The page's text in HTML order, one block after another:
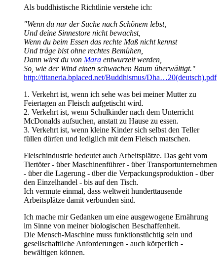
Als buddhistische Richtlinie verstehe ich:
"Wenn du nur der Suche nach Schönem lebst,
Und deine Sinnestore nicht bewachst,
Wenn du beim Essen das rechte Maß nicht kennst
Und träge bist ohne rechtes Bemühen,
Dann wirst du von Mara entwurzelt werden,
So, wie der Wind einen schwachen Baum überwältigt."
http://titaneria.bplaced.net/Buddhismus/Dha…20(deutsch).pdf
1. Verkehrt ist, wenn ich sehe was bei meiner Mutter zu
Feiertagen an Fleisch aufgetischt wird.
2. Verkehrt ist, wenn Schulkinder nach dem Unterricht
McDonalds aufsuchen, anstatt zu Hause zu essen.
3. Verkehrt ist, wenn kleine Kinder sich selbst den Teller
füllen dürfen und lediglich mit dem Fleisch matschen.
Fleischindustrie bedeutet auch Arbeitsplätze. Das geht vom
Tiertöter - über Maschinenführer - über Transportunternehmen
- über die Lagerung - über die Verpackungsproduktion - über
den Einzelhandel - bis auf den Tisch.
Ich vermute einmal, dass weltweit hunderttausende
Arbeitsplätze damit verbunden sind.
Ich mache mir Gedanken um eine ausgewogene Ernährung
im Sinne von meiner biologischen Beschaffenheit.
Die Mensch-Maschine muss funktionstüchtig sein und
gesellschaftliche Anforderungen - auch körperlich -
bewältigen können.